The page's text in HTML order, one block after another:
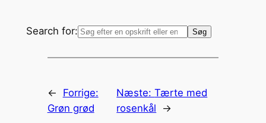
Search for:
←
Forrige:
Grøn grød
Næste:Tærte med
rosenkål
→